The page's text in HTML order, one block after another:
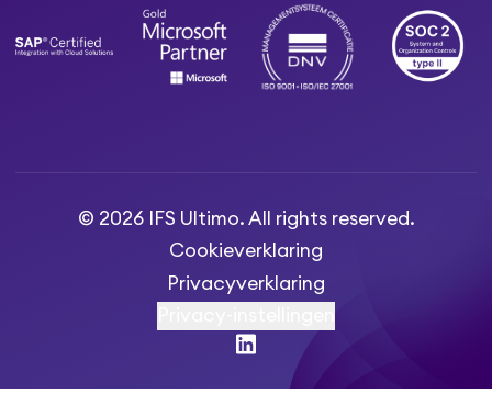
© 2026 IFS Ultimo. All rights reserved.
Cookieverklaring
Privacyverklaring